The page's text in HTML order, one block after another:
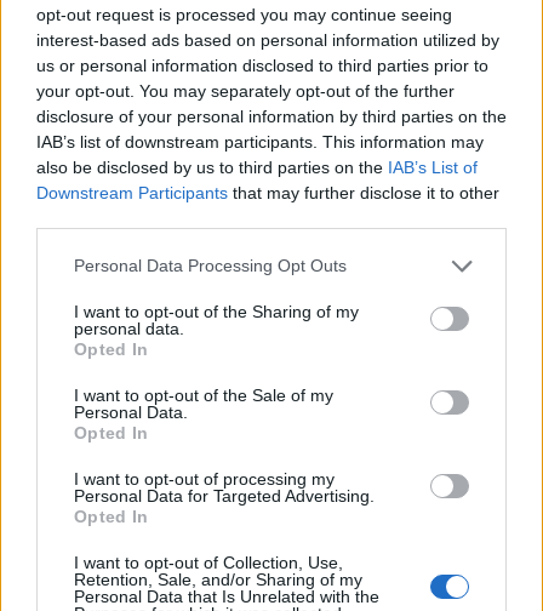
opt-out request is processed you may continue seeing
interest-based ads based on personal information utilized by
us or personal information disclosed to third parties prior to
your opt-out. You may separately opt-out of the further
disclosure of your personal information by third parties on the
IAB’s list of downstream participants. This information may
also be disclosed by us to third parties on the IAB’s List of
Downstream Participants that may further disclose it to other
Personal Data Processing Opt Outs
I want to opt-out of the Sharing of my
personal data.
Opted In
I want to opt-out of the Sale of my
Personal Data.
Opted In
I want to opt-out of processing my
Personal Data for Targeted Advertising.
Opted In
I want to opt-out of Collection, Use,
Retention, Sale, and/or Sharing of my
Personal Data that Is Unrelated with the
Κορυφώνεται η έξοδος του Αυγούστου – Πάνω από
56.000 επιβάτες αναχωρούν σήμερα από τα
λιμάνια της Αττικής
Δυτική Αττική: Η επόμενη ημέρα μετά τις πυρκαγιές
– Τα έργα Antinero και η «μάχη» πριν από τις
08/08/2026 - 14:08 ΕΛΛΑΔΑ